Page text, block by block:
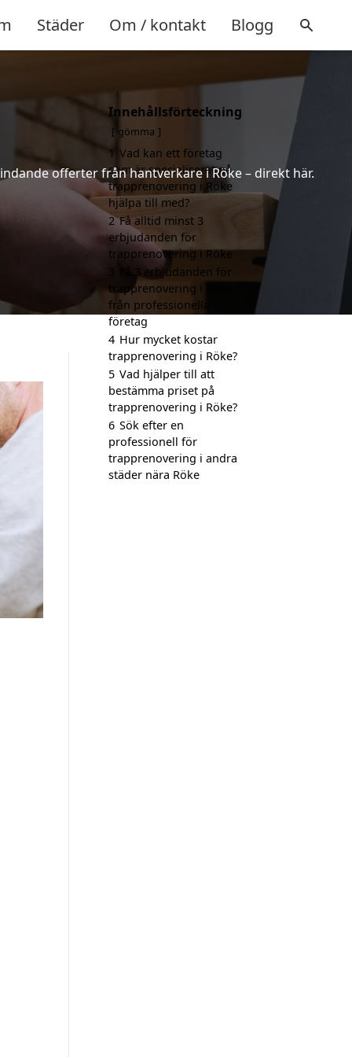
Städer Om / kontakt Blogg
offerter från hantverkare i Röke – direkt här.
Innehållsförteckning
gömma
1 Vad kan ett företag
som är specialiserat på
trapprenovering i Röke
hjälpa till med?
2 Få alltid minst 3
erbjudanden för
trapprenovering i Röke
3
Få 3 erbjudanden för
trapprenovering i Röke
från professionella
företag
4 Hur mycket kostar
trapprenovering i Röke?
5 Vad hjälper till att
bestämma priset på
trapprenovering i Röke?
6 Sök efter en
professionell för
trapprenovering i andra
städer nära Röke